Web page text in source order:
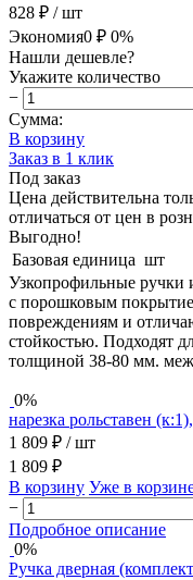
828 ₽ / шт
Экономия0 ₽ 0%
Нашли дешевле?
Укажите количество
−
Сумма:
В корзину
Заказ в 1 клик
Под заказ
Цена действительна
отличаться от цен в
Выгодно!
Базовая единица шт
Узкопрофильные ручки
с порошковым
повреждениям и
стойкостью. Подходят
толщиной 38-80 мм.
0%
нарезка рольставен
1 809 ₽ / шт
1 809 ₽
В корзину Уже в
−
Подробное описание
0%
Ручка дверная